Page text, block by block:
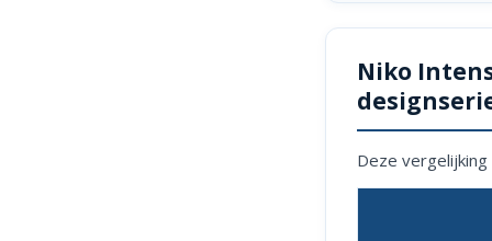
Niko
Deze